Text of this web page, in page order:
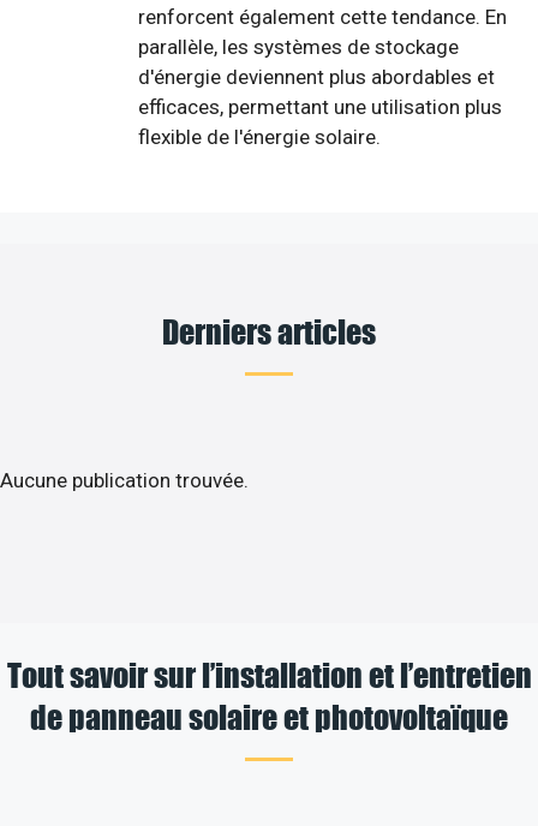
renforcent également cette tendance. En
parallèle, les systèmes de stockage
d'énergie deviennent plus abordables et
efficaces, permettant une utilisation plus
flexible de l'énergie solaire.
Derniers articles
Aucune publication trouvée.
Tout savoir sur l’installation et l’entretien
de panneau solaire et photovoltaïque